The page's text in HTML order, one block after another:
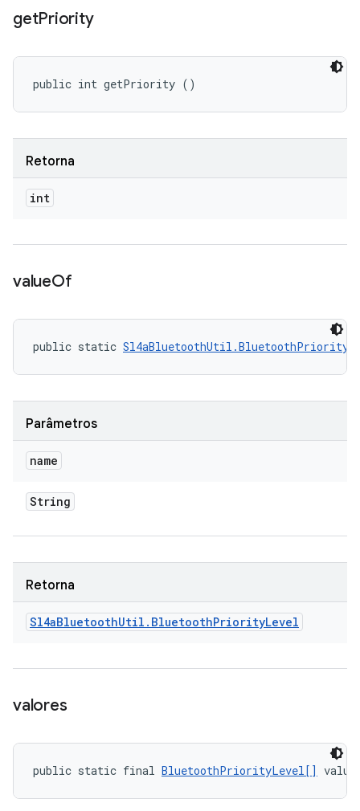
getPriority
public int getPriority ()
Retorna
int
valueOf
public static
Parâmetros
name
String
Retorna
Sl4aBluetoothUtil . BluetoothPriorityLevel
valores
public static final BluetoothPriorityLevel[]